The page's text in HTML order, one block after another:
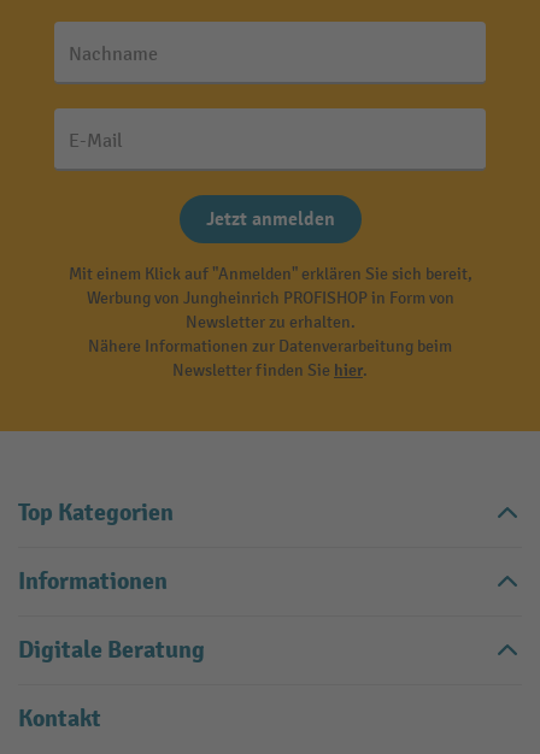
Nachname
E-Mail
Jetzt anmelden
Mit einem Klick auf "Anmelden" erklären Sie sich bereit,
Werbung von Jungheinrich PROFISHOP in Form von
Newsletter zu erhalten.
Nähere Informationen zur Datenverarbeitung beim
Newsletter finden Sie hier.
Top Kategorien
Informationen
Digitale Beratung
Kontakt